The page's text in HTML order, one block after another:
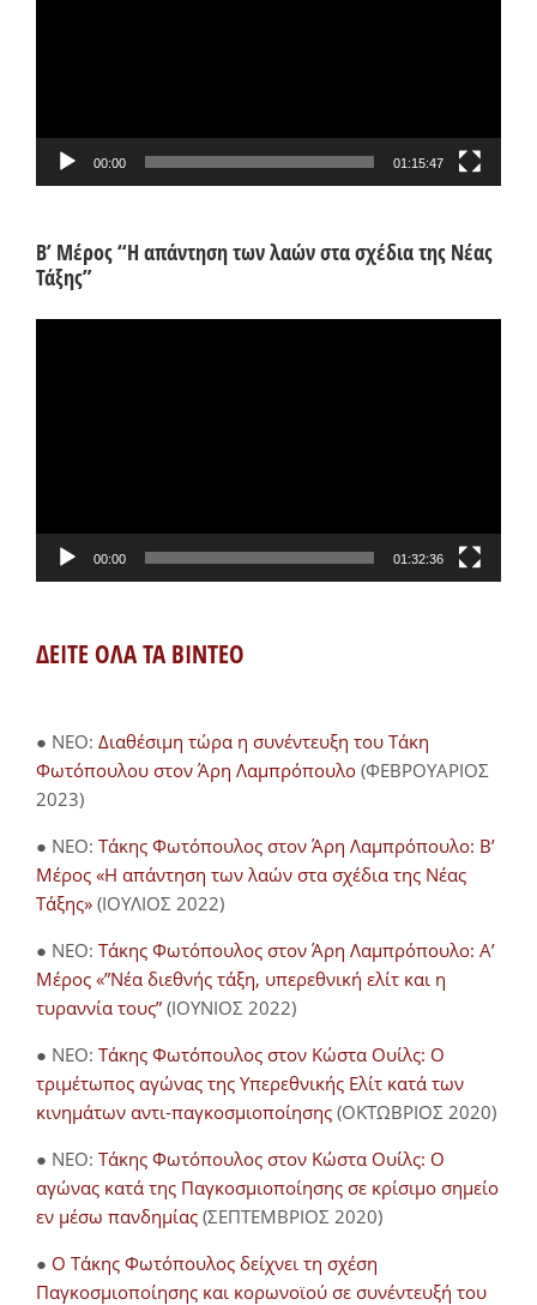
00:00 01:15:47
Β’ Μέρος “Η απάντηση των λαών στα σχέδια της Νέας
Τάξης”
00:00 01:32:36
ΔΕΙΤΕ ΟΛΑ ΤΑ ΒΙΝΤΕΟ
● NEO: Διαθέσιμη τώρα η συνέντευξη του Τάκη
Φωτόπουλου στον Άρη Λαμπρόπουλο (ΦΕΒΡΟΥΑΡΙΟΣ
2023)
● NEO: Τάκης Φωτόπουλος στον Άρη Λαμπρόπουλο: Β’
Μέρος «Η απάντηση των λαών στα σχέδια της Νέας
Τάξης» (ΙΟΥΛΙΟΣ 2022)
● NEO: Τάκης Φωτόπουλος στον Άρη Λαμπρόπουλο: Α’
Μέρος «”Νέα διεθνής τάξη, υπερεθνική ελίτ και η
τυραννία τους” (ΙΟΥΝΙΟΣ 2022)
● NEO: Τάκης Φωτόπουλος στον Κώστα Ουίλς: Ο
τριμέτωπος αγώνας της Υπερεθνικής Ελίτ κατά των
κινημάτων αντι-παγκοσμιοποίησης (ΟΚΤΩΒΡΙΟΣ 2020)
● NEO: Τάκης Φωτόπουλος στον Κώστα Ουίλς: Ο
αγώνας κατά της Παγκοσμιοποίησης σε κρίσιμο σημείο
εν μέσω πανδημίας (ΣΕΠΤΕΜΒΡΙΟΣ 2020)
● Ο Τάκης Φωτόπουλος δείχνει τη σχέση
Παγκοσμιοποίησης και κορωνοϊού σε συνέντευξή του